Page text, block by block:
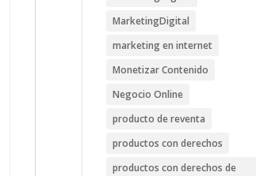
MarketingDigital
marketing en internet
Monetizar Contenido
Negocio Online
producto de reventa
productos con derechos
productos con derechos de